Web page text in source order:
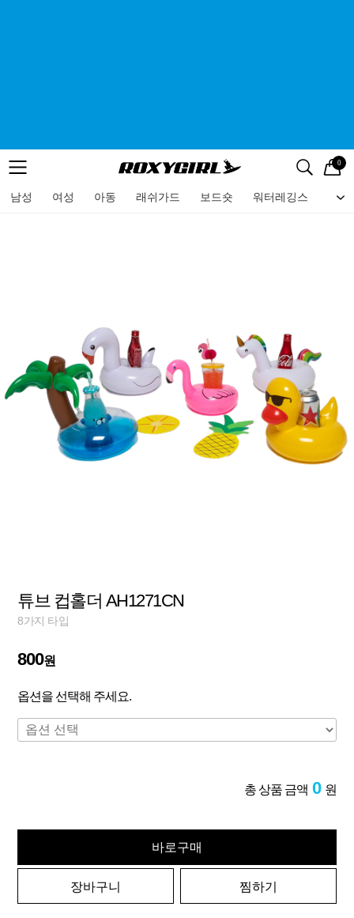
메뉴 검색
로고 0
남성 여성 아동 래쉬가드 보드숏 워터레깅스 비
메뉴
튜브 컵홀더 AH1271CN
8가지 타입
800원
옵션을 선택해 주세요.
총 상품 금액 0 원
바로구매
장바구니 찜하기